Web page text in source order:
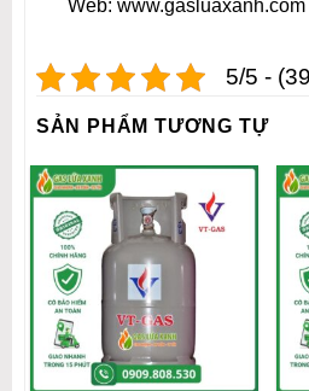
Web: www.gasluaxanh.com
5/5 -
SẢN PHẨM TƯƠNG TỰ